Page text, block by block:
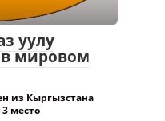
уулу
в мировом
из Кыргызстана
место